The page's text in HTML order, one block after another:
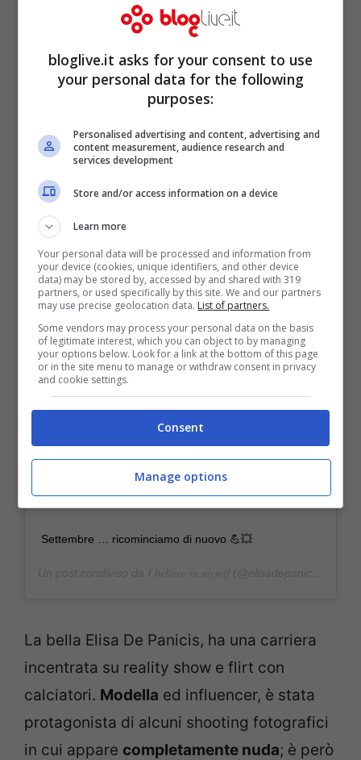
Settembre … ricominciamo di nuovo 💪💥
La bella Elisa De Panicis, ha una carriera
incentrata su reality show e flirt con
calciatori. Modella ed influencer, è stata
protagonista di alcuni shooting fotografici
in cui appare completamente nuda; è però
bloglive.it asks for your consent to use
your personal data for the following
purposes:
Personalised advertising and content, advertising and
content measurement, audience research and
services development
Store and/or access information on a device
Learn more
Your personal data will be processed and information from
your device (cookies, unique identifiers, and other device
data) may be stored by, accessed by and shared with 319
partners, or used specifically by this site. We and our partners
may use precise geolocation data. List of partners.
Some vendors may process your personal data on the basis
of legitimate interest, which you can object to by managing
your options below. Look for a link at the bottom of this page
or in the site menu to manage or withdraw consent in privacy
and cookie settings.
Consent
Manage options